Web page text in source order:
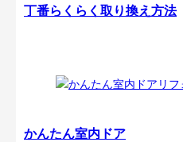
丁番らくらく取り換え方法
かんたん室内ドア